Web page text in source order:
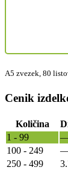
A5 zvezek, 80
Cenik
Količina
1 - 99
100 - 249
250 - 499